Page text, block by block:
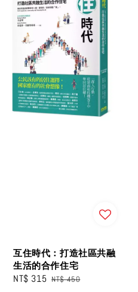
互住時代：打造社區共融
生活的合作住宅
Sale
NT$ 315 Regular
NT$ 450